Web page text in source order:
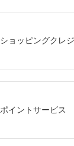
ショッピングクレ
ポイントサービス